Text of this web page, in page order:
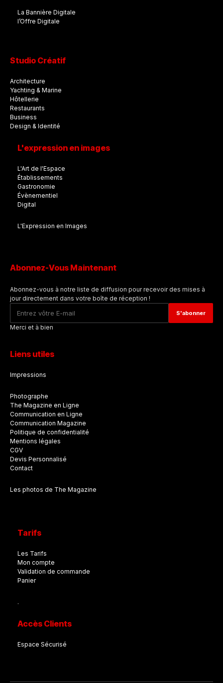
La Bannière Digitale
l’Offre Digitale
Studio Créatif
Architecture
Yachting & Marine
Hôtellerie
Restaurants
Business
Design & Identité
L'expression en images
L'Art de l'Espace
Établissements
Gastronomie
Évènementiel
Digital
L'Expression en Images
Abonnez-Vous Maintenant
Abonnez-vous à notre liste de diffusion pour recevoir des mises à
jour directement dans votre boîte de réception !
Merci et à bien
Liens utiles
Impressions
Photographe
The Magazine en Ligne
Communication en Ligne
Communication Magazine
Politique de confidentialité
Mentions légales
CGV
Devis Personnalisé
Contact
Les photos de The Magazine
Tarifs
Les Tarifs
Mon compte
Validation de commande
Panier
.
Accès Clients
Espace Sécurisé